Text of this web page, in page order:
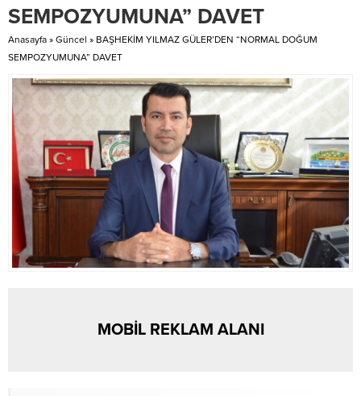
Alanya Belediyesi’nin Okurcalar
Mahallesi’ne...
çalışma neticesinde,...
SEMPOZYUMUNA” DAVET
Anasayfa » Güncel » BAŞHEKİM YILMAZ GÜLER’DEN “NORMAL DOĞUM
SEMPOZYUMUNA” DAVET
MOBİL REKLAM ALANI